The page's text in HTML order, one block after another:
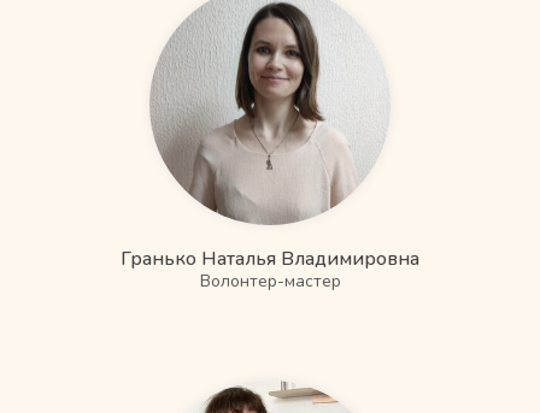
Гранько Наталья Владимировна
Волонтер-мастер